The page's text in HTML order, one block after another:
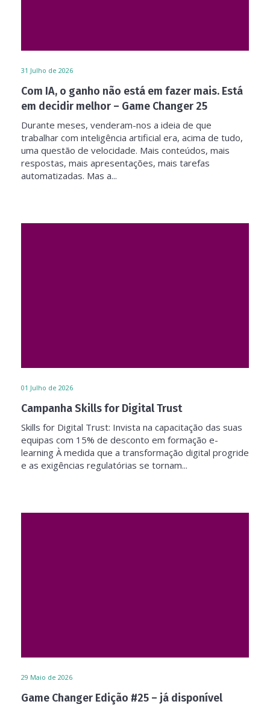
31 Julho de 2026
Com IA, o ganho não está em fazer mais. Está
em decidir melhor – Game Changer 25
Durante meses, venderam-nos a ideia de que
trabalhar com inteligência artificial era, acima de tudo,
uma questão de velocidade. Mais conteúdos, mais
respostas, mais apresentações, mais tarefas
automatizadas. Mas a...
01 Julho de 2026
Campanha Skills for Digital Trust
Skills for Digital Trust: Invista na capacitação das suas
equipas com 15% de desconto em formação e-
learning À medida que a transformação digital progride
e as exigências regulatórias se tornam...
29 Maio de 2026
Game Changer Edição #25 – já disponível